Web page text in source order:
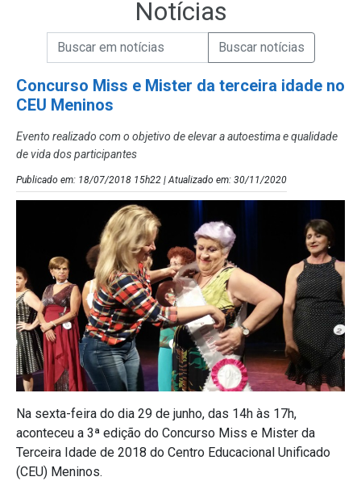
Notícias
Campo de Busca de Notícias
Campo de Busca de informaçõesEnviar a Busca de Notícias
Concurso Miss e Mister da terceira idade no
CEU Meninos
Evento realizado com o objetivo de elevar a autoestima e qualidade
de vida dos participantes
Publicado em: 18/07/2018 15h22 | Atualizado em: 30/11/2020
Na sexta-feira do dia 29 de junho, das 14h às 17h,
aconteceu a 3ª edição do Concurso Miss e Mister da
Terceira Idade de 2018 do Centro Educacional Unificado
(CEU) Meninos.